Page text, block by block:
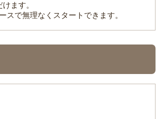
ます。
で無理なくスタートできます。